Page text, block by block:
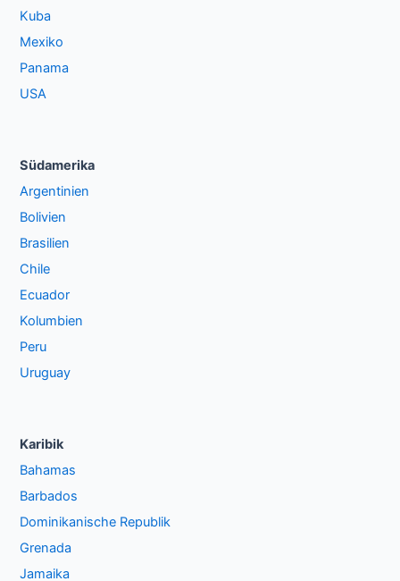
Kuba
Mexiko
Panama
USA
Südamerika
Argentinien
Bolivien
Brasilien
Chile
Ecuador
Kolumbien
Peru
Uruguay
Karibik
Bahamas
Barbados
Dominikanische Republik
Grenada
Jamaika